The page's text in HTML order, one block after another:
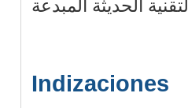
التقنية الحديثة المبدعة
Indizaciones